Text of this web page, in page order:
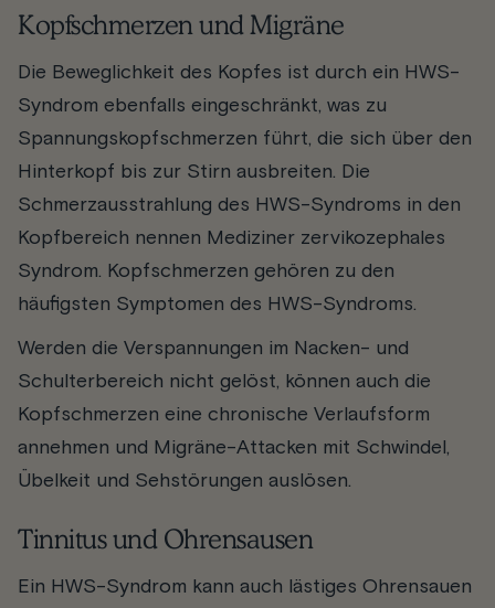
Kopfschmerzen und Migräne
Die Beweglichkeit des Kopfes ist durch ein HWS-
Syndrom ebenfalls eingeschränkt, was zu
Spannungskopfschmerzen führt, die sich über den
Hinterkopf bis zur Stirn ausbreiten. Die
Schmerzausstrahlung des HWS-Syndroms in den
Kopfbereich nennen Mediziner zervikozephales
Syndrom. Kopfschmerzen gehören zu den
häufigsten Symptomen des HWS-Syndroms.
Werden die Verspannungen im Nacken- und
Schulterbereich nicht gelöst, können auch die
Kopfschmerzen eine chronische Verlaufsform
annehmen und Migräne-Attacken mit Schwindel,
Übelkeit und Sehstörungen auslösen.
Tinnitus und Ohrensausen
Ein HWS-Syndrom kann auch lästiges Ohrensauen